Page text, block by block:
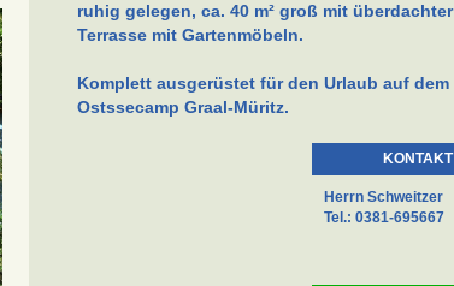
ruhig gelegen, ca. 40 m² groß mit überdachter
Terrasse mit Gartenmöbeln.
Komplett ausgerüstet für den Urlaub auf dem
Ostssecamp Graal-Müritz.
KONTAKT
Herrn Schweitzer
Tel.: 0381-695667